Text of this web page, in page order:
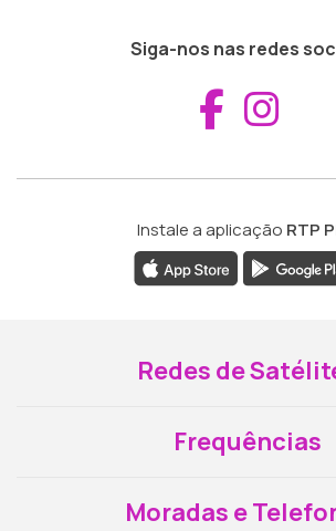
Siga-nos nas redes
Instale a aplicação RTP
Redes de
Frequências
Moradas e